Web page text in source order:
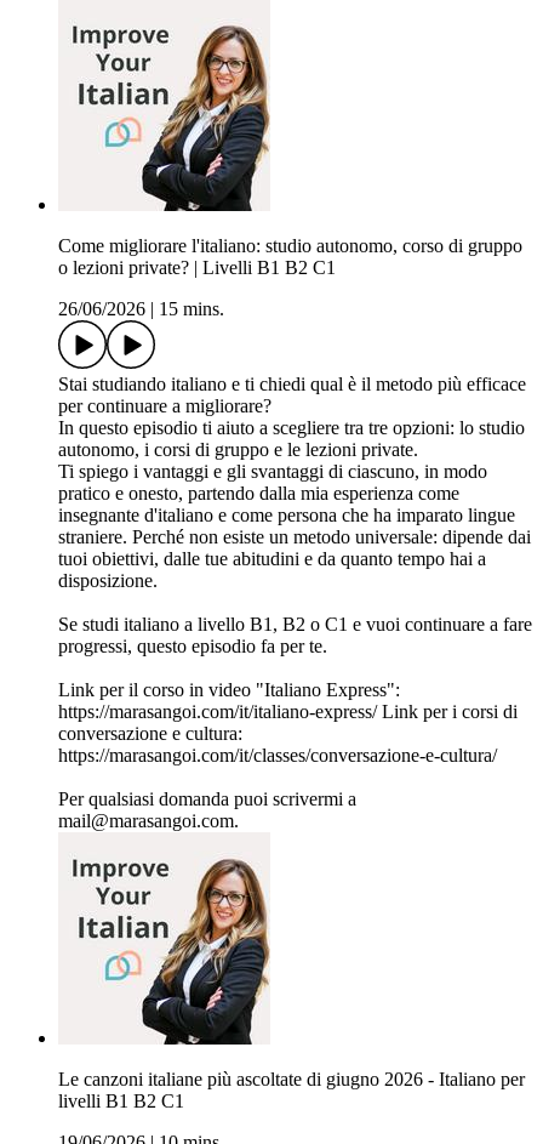
Come migliorare l'italiano: studio autonomo, corso di gruppo
o lezioni private? | Livelli B1 B2 C1
26/06/2026
15 mins.
Stai studiando italiano e ti chiedi qual è il metodo più efficace
per continuare a migliorare?
In questo episodio ti aiuto a scegliere tra tre opzioni: lo studio
autonomo, i corsi di gruppo e le lezioni private.
Ti spiego i vantaggi e gli svantaggi di ciascuno, in modo
pratico e onesto, partendo dalla mia esperienza come
insegnante d'italiano e come persona che ha imparato lingue
straniere. Perché non esiste un metodo universale: dipende dai
tuoi obiettivi, dalle tue abitudini e da quanto tempo hai a
disposizione.
Se studi italiano a livello B1, B2 o C1 e vuoi continuare a fare
progressi, questo episodio fa per te.
Link per il corso in video "Italiano Express":
https://marasangoi.com/it/italiano-express/ Link per i corsi di
conversazione e cultura:
https://marasangoi.com/it/classes/conversazione-e-cultura/
Per qualsiasi domanda puoi scrivermi a
mail@marasangoi.com.
Le canzoni italiane più ascoltate di giugno 2026 - Italiano per
livelli B1 B2 C1